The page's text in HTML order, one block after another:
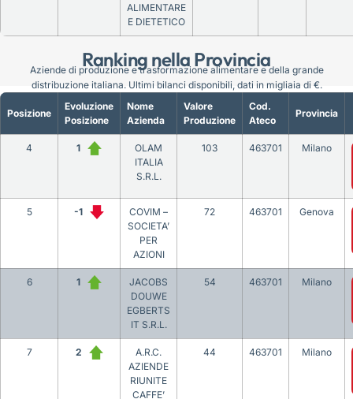
Ranking nella Provincia
ALIMENTARE
E DIETETICO
Posizione
Evoluzione
Posizione
Nome
Azienda
Valore
Produzione
Cod.
Ateco
Provincia
4 1
OLAM
ITALIA
S.R.L.
103 463701 Milano
5 -1
COVIM –
SOCIETA’
PER
AZIONI
72 463701 Genova
6 1
JACOBS
DOUWE
EGBERTS
IT S.R.L.
54 463701 Milano
7 2
A.R.C.
AZIENDE
RIUNITE
CAFFE’
44 463701 Milano
Aziende di produzione e trasformazione alimentare e della grande
distribuzione italiana. Ultimi bilanci disponibili, dati in migliaia di €.